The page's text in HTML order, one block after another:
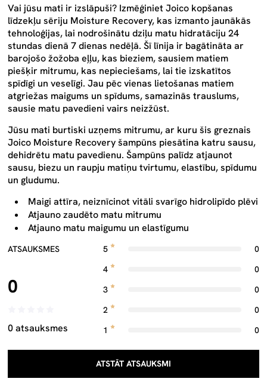
Vai jūsu mati ir izslāpuši? Izmēģiniet Joico kopšanas
līdzekļu sēriju Moisture Recovery, kas izmanto jaunākās
tehnoloģijas, lai nodrošinātu dziļu matu hidratāciju 24
stundas dienā 7 dienas nedēļā. Šī līnija ir bagātināta ar
barojošo žožoba eļļu, kas bieziem, sausiem matiem
piešķir mitrumu, kas nepieciešams, lai tie izskatītos
spīdīgi un veselīgi. Jau pēc vienas lietošanas matiem
atgriežas maigums un spīdums, samazinās trauslums,
sausie matu pavedieni vairs neizžūst.
Jūsu mati burtiski uzņems mitrumu, ar kuru šis greznais
Joico Moisture Recovery šampūns piesātina katru sausu,
dehidrētu matu pavedienu. Šampūns palīdz atjaunot
sausu, biezu un raupju matiņu tvirtumu, elastību, spīdumu
un gludumu.
Maigi attīra, neiznīcinot vitāli svarīgo hidrolipīdo plēvi
Atjauno zaudēto matu mitrumu
Atjauno matu maigumu un elastīgumu
ATSAUKSMES
0
0 atsauksmes
5
0
4
0
3
0
2
0
1
0
ATSTĀT ATSAUKSMI